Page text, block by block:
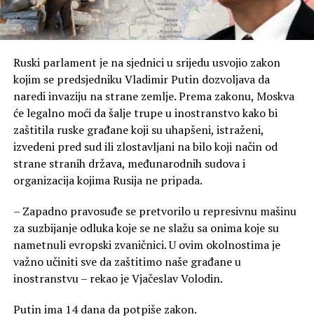
Ruski parlament je na sjednici u srijedu usvojio zakon
kojim se predsjedniku Vladimir Putin dozvoljava da
naredi invaziju na strane zemlje. Prema zakonu, Moskva
će legalno moći da šalje trupe u inostranstvo kako bi
zaštitila ruske građane koji su uhapšeni, istraženi,
izvedeni pred sud ili zlostavljani na bilo koji način od
strane stranih država, međunarodnih sudova i
organizacija kojima Rusija ne pripada.
– Zapadno pravosuđe se pretvorilo u represivnu mašinu
za suzbijanje odluka koje se ne slažu sa onima koje su
nametnuli evropski zvaničnici. U ovim okolnostima je
važno učiniti sve da zaštitimo naše građane u
inostranstvu – rekao je Vjačeslav Volodin.
Putin ima 14 dana da potpiše zakon.